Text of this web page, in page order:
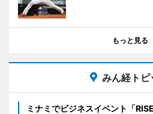
もっと見る
みん経トピ
ミナミでビジネスイベント「